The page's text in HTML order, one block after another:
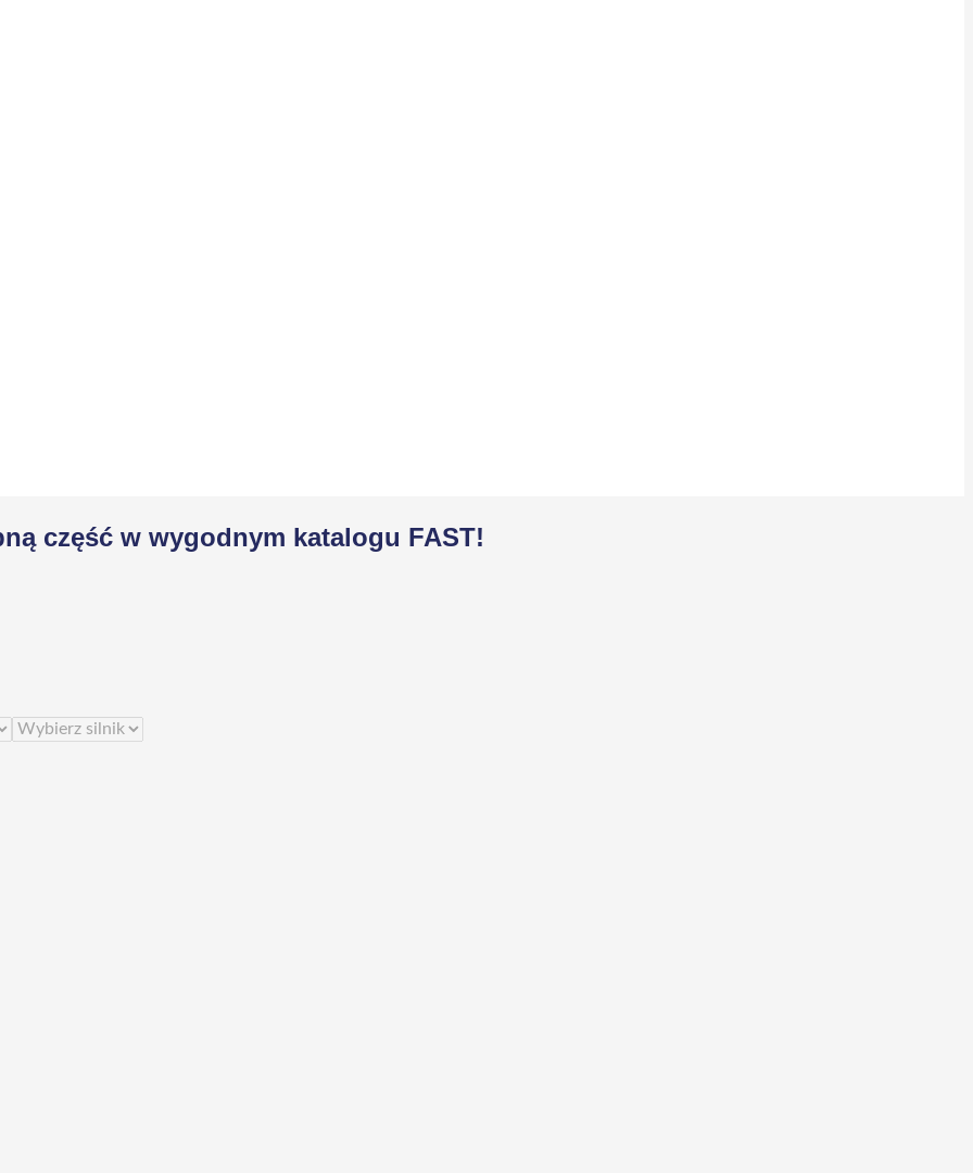
część w wygodnym katalogu FAST!